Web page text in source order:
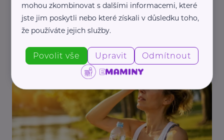
Loono, z. s.
Aktuálně Bezpečnost Péče Zdraví
mohou zkombinovat s dalšími informacemi, které
jste jim poskytli nebo které získali v důsledku toho,
že používáte jejich služby.
Povolit vše Upravit Odmítnout